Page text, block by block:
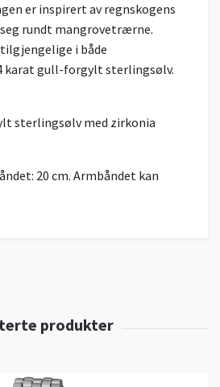
er inspirert av regnskogens
rundt mangrovetrærne.
i både
karat gull-forgylt sterlingsølv.
sterlingsølv med zirkonia
20 cm. Armbåndet kan